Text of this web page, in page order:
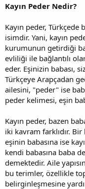
Kayın Peder Nedir?
Kayın peder,
isimdir. Yani, kayın
kurumunun getirdiği
evliliği ile bağlantılı
eder. Eşinizin babası,
Türkçeye Arapçadan
ailesini, "peder" ise
peder kelimesi, eşin
Kayın peder, bazen
iki kavram farklıdır.
eşinin babasına ise
kendi babasına baba
demektedir. Aile
bu terimler, özellikle
belirginleşmesine